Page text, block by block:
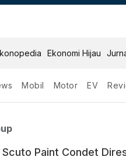
Ekonomi Hijau
Mobil Motor EV
Scuto Paint Condet